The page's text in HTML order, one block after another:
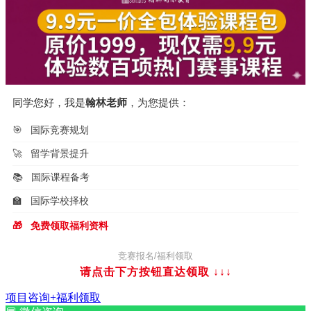
同学您好，我是翰林老师 ，为您提供：
🎯 国际竞赛规划
🚀 留学背景提升
📚 国际课程备考
🏫 国际学校择校
🎁 免费领取福利资料
竞赛报名/福利领取
请点击下方按钮直达领取 ↓↓↓
项目咨询+福利领取